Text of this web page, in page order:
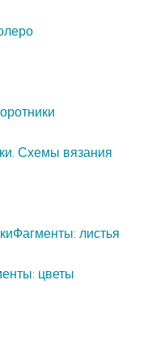
Схемы вязания
Фагменты: листья
цветы